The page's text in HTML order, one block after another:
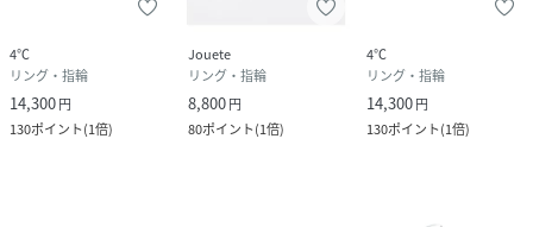
4℃
リング・指輪
14,300円
130ポイント(1倍)
Jouete
リング・指輪
8,800円
80ポイント(1倍)
4℃
リング・指輪
14,300円
130ポイント(1倍)